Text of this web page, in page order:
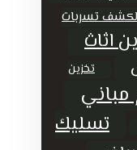
لكشف تسربات
اثاث
تخزين
مباني
تسليك